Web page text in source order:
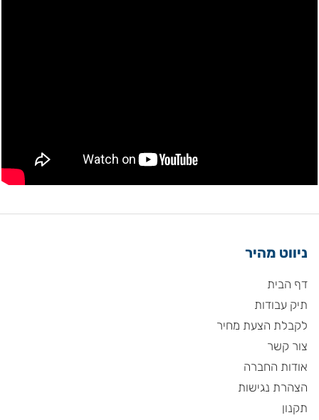
ניווט מהיר
דף הבית
תיק עבודות
לקבלת הצעת מחיר
צור קשר
אודות החברה
הצהרת נגישות
תקנון